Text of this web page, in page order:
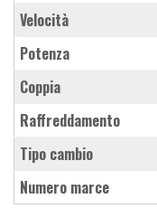
Velocità
Potenza
Coppia
Raffreddamento
Tipo cambio
Numero marce